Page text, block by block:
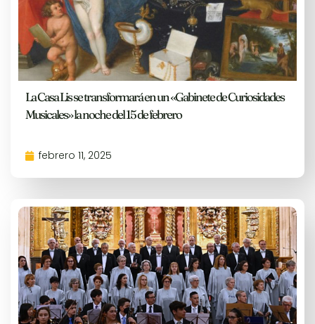
La Casa Lis se transformará en un «Gabinete de Curiosidades
Musicales» la noche del 15 de febrero
febrero 11, 2025